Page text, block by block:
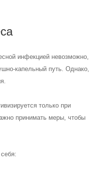
инфекцией невозможно,
капельный путь. Однако,
только при
принимать меры, чтобы